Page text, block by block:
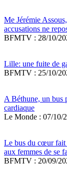
Me Jérémie
accusations ne
BFMTV : 28/10/
Lille: une fuite de
BFMTV : 25/10/
A Béthune, un bus
cardiaque
Le Monde : 07/10/
Le bus du cœur fait
aux femmes de se
BFMTV : 20/09/